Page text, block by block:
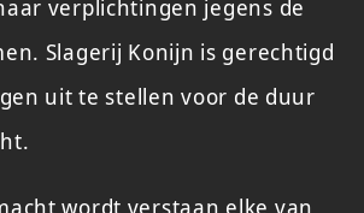
verplichtingen jegens de
Slagerij Konijn is gerechtigd
uit te stellen voor de duur
wordt verstaan elke van